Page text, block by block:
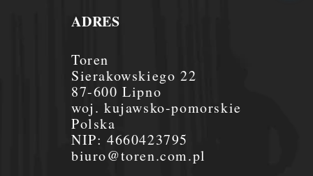
ADRES
Toren
Sierakowskiego 22
87-600 Lipno
woj. kujawsko-pomorskie
Polska
NIP:4660423795
biuro@toren.com.pl